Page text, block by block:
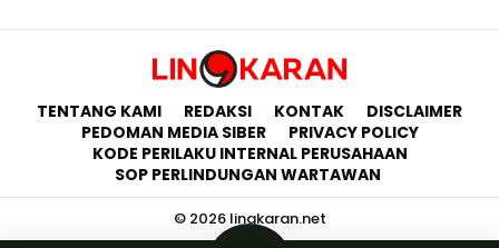
TENTANG KAMI REDAKSI KONTAK
DISCLAIMER
PEDOMAN MEDIA SIBER
PRIVACY POLICY
KODE PERILAKU INTERNAL PERUSAHAAN
SOP PERLINDUNGAN WARTAWAN
© 2026 lingkaran.net